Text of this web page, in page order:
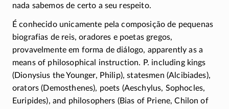
nada sabemos de certo a seu respeito.
É conhecido unicamente pela composição de pequenas
biografias de reis, oradores e poetas gregos,
provavelmente em forma de diálogo, apparently as a
means of philosophical instruction. P. including kings
(Dionysius the Younger, Philip), statesmen (Alcibiades),
orators (Demosthenes), poets (Aeschylus, Sophocles,
Euripides), and philosophers (Bias of Priene, Chilon of